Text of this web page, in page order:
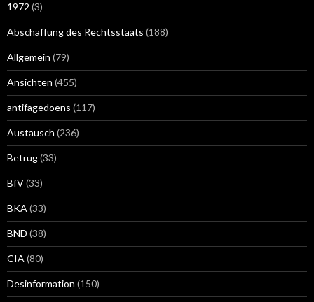
1972 (3)
Abschaffung des Rechtsstaats (188)
Allgemein (79)
Ansichten (455)
antifagedoens (117)
Austausch (236)
Betrug(33)
BfV(33)
BKA (33)
BND (38)
CIA (80)
Desinformation (150)